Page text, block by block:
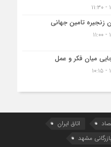
زنجیره تامین جهانی
میان فکر و عمل
اتاق ایران
مشهد